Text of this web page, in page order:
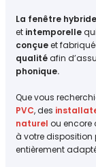
La fenêtre
et intemporelle
conçueet
qualitéafin
phonique.
Que vous
PVC, des
naturel ou encore
à votre disposition
entièrement